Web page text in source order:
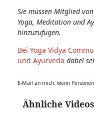
Sie müssen Mitglied
Yoga, Meditation und
hinzuzufügen.
Bei Yoga Vidya
und Ayurveda dabei
E-Mail an mich, wenn
Ähnliche Videos